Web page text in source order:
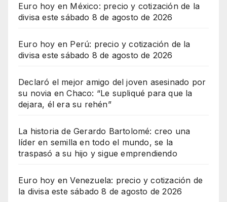
Euro hoy en México: precio y cotización de la
divisa este sábado 8 de agosto de 2026
Euro hoy en Perú: precio y cotización de la
divisa este sábado 8 de agosto de 2026
Declaró el mejor amigo del joven asesinado por
su novia en Chaco: “Le supliqué para que la
dejara, él era su rehén”
La historia de Gerardo Bartolomé: creo una
líder en semilla en todo el mundo, se la
traspasó a su hijo y sigue emprendiendo
Euro hoy en Venezuela: precio y cotización de
la divisa este sábado 8 de agosto de 2026